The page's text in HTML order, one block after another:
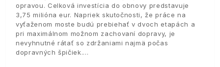
opravou. Celková investícia do obnovy predstavuje
3,75 milióna eur. Napriek skutočnosti, že práce na
vyťaženom moste budú prebiehať v dvoch etapách a
pri maximálnom možnom zachovaní dopravy, je
nevyhnutné rátať so zdržaniami najmä počas
dopravných špičiek.